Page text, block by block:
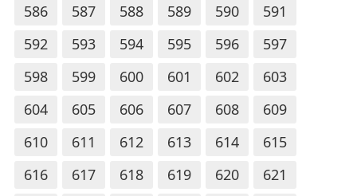
586
587 588 589 590
591
592
593 594 595 596
597
598
599 600 601 602
603
604
605 606 607 608
609
610
611 612 613 614
615
616
617 618 619 620
621